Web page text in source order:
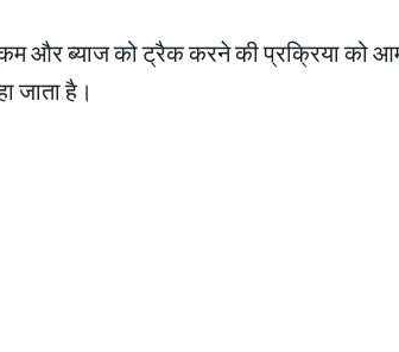
और ब्याज को ट्रैक करने की प्रक्रिया को
जाता है।